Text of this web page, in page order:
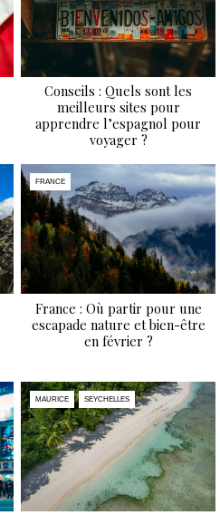
Conseils : Quels sont les
meilleurs sites pour
apprendre l’espagnol pour
voyager ?
FRANCE
France : Où partir pour une
escapade nature et bien-être
en février ?
MAURICE SEYCHELLES